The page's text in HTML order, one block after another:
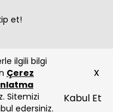
ilgili bilgi
Çerez
Sitemizi
edersiniz.
Kabul Et
x
et!
A.Ş.